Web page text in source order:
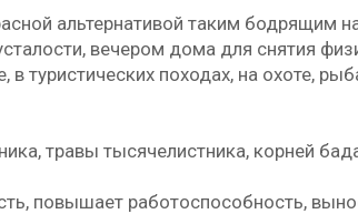
альтернативой таким бодрящим
вечером дома для снятия
туристических походах, на охоте,
травы тысячелистника, корней
повышает работоспособность,